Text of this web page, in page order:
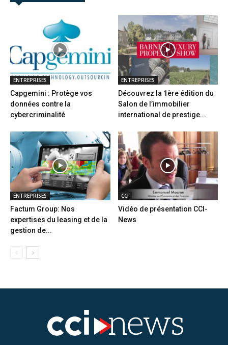
ENTREPRISES
Capgemini : Protège vos
données contre la
cybercriminalité
ENTREPRISES
Découvrez la 1ère édition du
Salon de l’immobilier
international de prestige...
ENTREPRISES
Factum Group: Nos
expertises du leasing et de la
gestion de...
CCI
Vidéo de présentation CCI-
News